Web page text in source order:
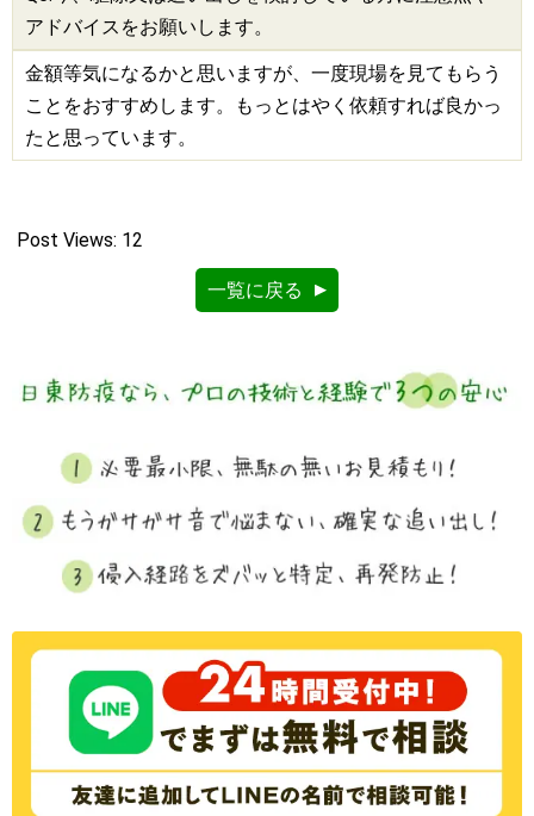
アドバイスをお願いします。
金額等気になるかと思いますが、一度現場を見てもらう
ことをおすすめします。もっとはやく依頼すれば良かっ
たと思っています。
Post Views: 12
一覧に戻る